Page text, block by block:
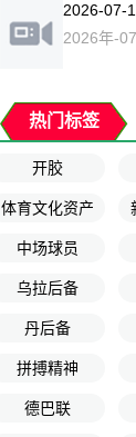
2026-07-
2026年-
热门标签
开胶
体育文化资产
中场球员
乌拉后备
丹后备
拼搏精神
德巴联